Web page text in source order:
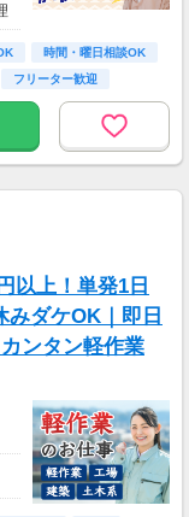
時間・曜日相談OK
フリーター歓迎
以上！単発1日
ダケOK｜即日
ンタン軽作業